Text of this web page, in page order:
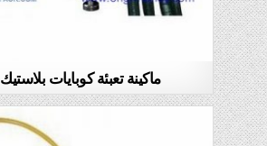
ماكينة تعبئة كوبايات بلاستيك